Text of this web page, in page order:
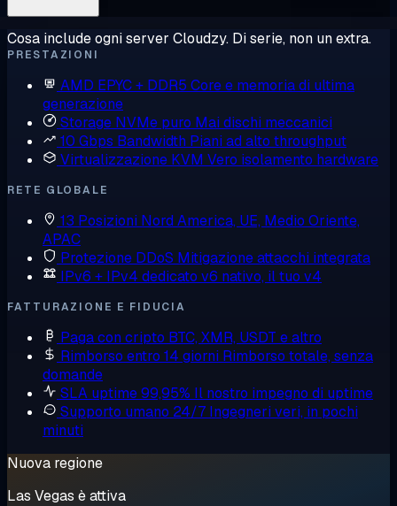
Cosa include ogni server Cloudzy. Di serie, non un extra.
PRESTAZIONI
AMD EPYC + DDR5 Core e memoria di ultima
generazione
Storage NVMe puro Mai dischi meccanici
10 Gbps Bandwidth Piani ad alto throughput
Virtualizzazione KVM Vero isolamento hardware
RETE GLOBALE
13 Posizioni Nord America, UE, Medio Oriente,
APAC
Protezione DDoS Mitigazione attacchi integrata
IPv6 + IPv4 dedicato v6 nativo, il tuo v4
FATTURAZIONE E FIDUCIA
Paga con cripto BTC, XMR, USDT e altro
Rimborso entro 14 giorni Rimborso totale, senza
domande
SLA uptime 99,95% Il nostro impegno di uptime
Supporto umano 24/7 Ingegneri veri, in pochi
minuti
Nuova regione
Las Vegas è attiva